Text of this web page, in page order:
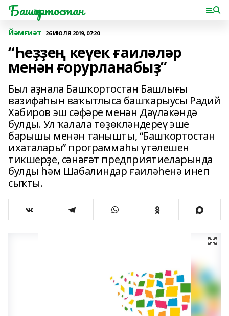
Башҡортостан
Йәмғиәт 26 ИЮЛЯ 2019, 07:20
“Һеҙҙең кеүек ғаиләләр
менән ғорурланабыҙ”
Был аҙнала Башҡортостан Башлығы
вазифаһын ваҡытлыса башҡарыусы Радий
Хәбиров эш сәфәре менән Дәүләкәндә
булды. Ул ҡалала төҙөкләндереү эше
барышы менән танышты, “Башҡортостан
ихаталары” программаһы үтәлешен
тикшерҙе, сәнәғәт предприятиеларында
булды һәм Шабалиндар ғаиләһенә инеп
сыҡты.